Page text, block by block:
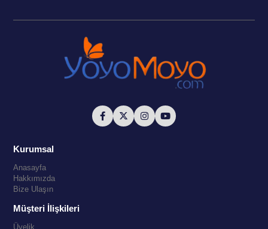
Kurumsal
Anasayfa
Hakkımızda
Bize Ulaşın
Müşteri İlişkileri
Üyelik